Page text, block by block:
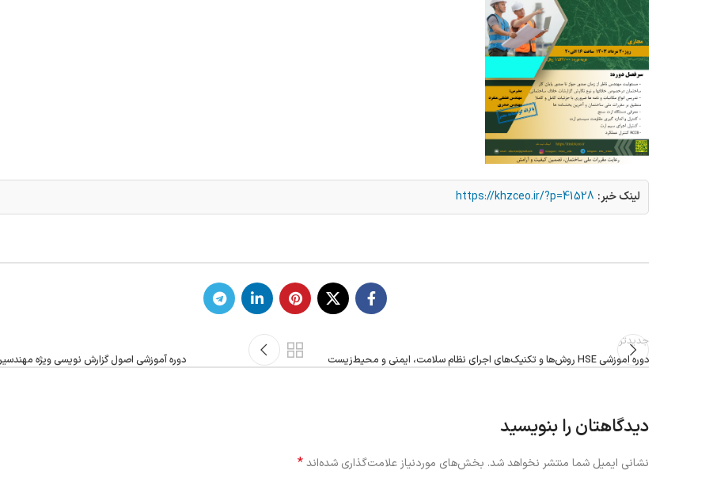
لینک خبر: https://khzceo.ir/?p=41528
جدیدتر
دوره اموزشی HSE روش‌ها و تکنیک‌های اجرای نظام سلامت، ایمنی و محیط‌زیست
دوره آموزشی اصول گزارش نویسی ویژه
دیدگاهتان را بنویسید
نشانی ایمیل شما منتشر نخواهد شد. بخش‌های موردنیاز علامت‌گذاری شده‌اند*